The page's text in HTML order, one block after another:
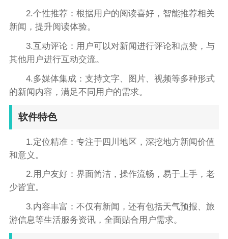
2.个性推荐：根据用户的阅读喜好，智能推荐相关
新闻，提升阅读体验。
3.互动评论：用户可以对新闻进行评论和点赞，与
其他用户进行互动交流。
4.多媒体集成：支持文字、图片、视频等多种形式
的新闻内容，满足不同用户的需求。
软件特色
1.定位精准：专注于四川地区，深挖地方新闻价值
和意义。
2.用户友好：界面简洁，操作流畅，易于上手，老
少皆宜。
3.内容丰富：不仅有新闻，还有包括天气预报、旅
游信息等生活服务资讯，全面贴合用户需求。